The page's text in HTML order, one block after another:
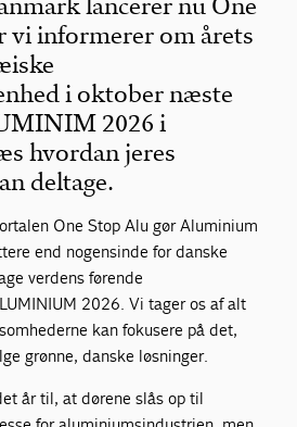
lancerer nu One
vi informerer om årets
i oktober næste
2026 i
hvordan jeres
deltage.
One Stop Alu gør Aluminium
end nogensinde for danske
verdens førende
2026. Vi tager os af alt
kan fokusere på det,
grønne, danske løsninger.
år til, at dørene slås op til